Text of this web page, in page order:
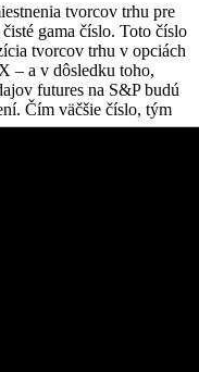
tvorcov trhu pre
gama číslo. Toto číslo
tvorcov trhu v opciách
– a v dôsledku toho,
futures na S&P budú
Čím väčšie číslo, tým
rozsah čistého
v 30-minútových
medzikvartilové
predstavuje vodorovný
max 1,5-násobku
touto hranicou, by sa